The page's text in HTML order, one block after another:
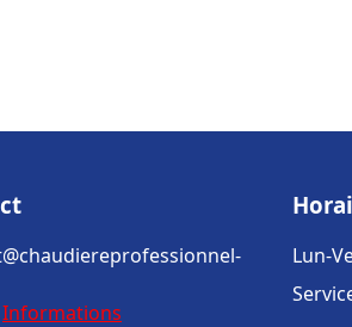
Informations
Lun-